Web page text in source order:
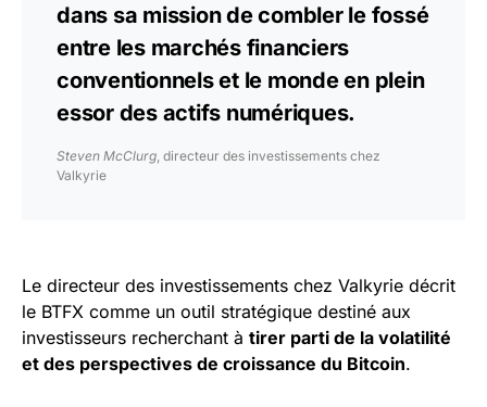
dans sa mission de combler le fossé
entre les marchés financiers
conventionnels et le monde en plein
essor des actifs numériques.
Steven McClurg , directeur des investissements chez
Valkyrie
Le directeur des investissements chez Valkyrie décrit
le BTFX comme un outil stratégique destiné aux
investisseurs recherchant à tirer parti de la volatilité
et des perspectives de croissance du Bitcoin.